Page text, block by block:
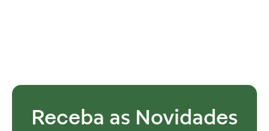
Receba as Novidades